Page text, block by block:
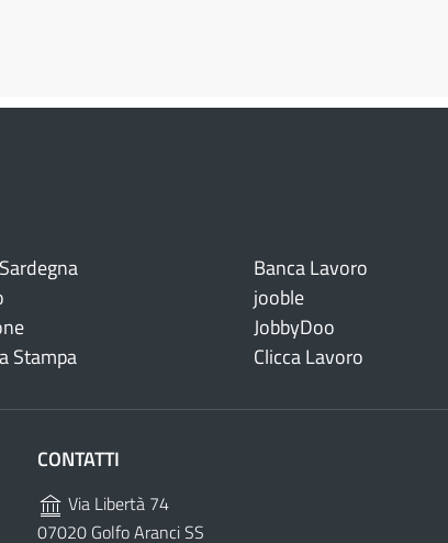
Stampa
Banca Lavoro
jooble
JobbyDoo
Clicca Lavoro
CONTATTI
Via Libertà 74
07020 Golfo Aranci SS